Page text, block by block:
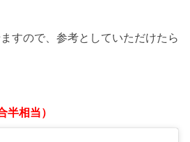
すので、参考としていただけたら
半相当）